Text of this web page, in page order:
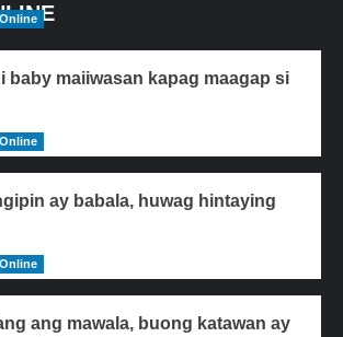
baby maiiwasan kapag maagap si
ay babala, huwag hintaying
ang mawala, buong katawan ay